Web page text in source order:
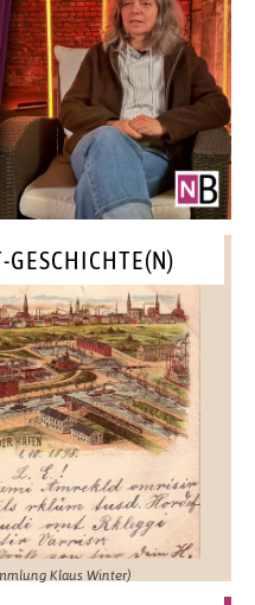
GESCHICHTE(N)
Klaus Winter)